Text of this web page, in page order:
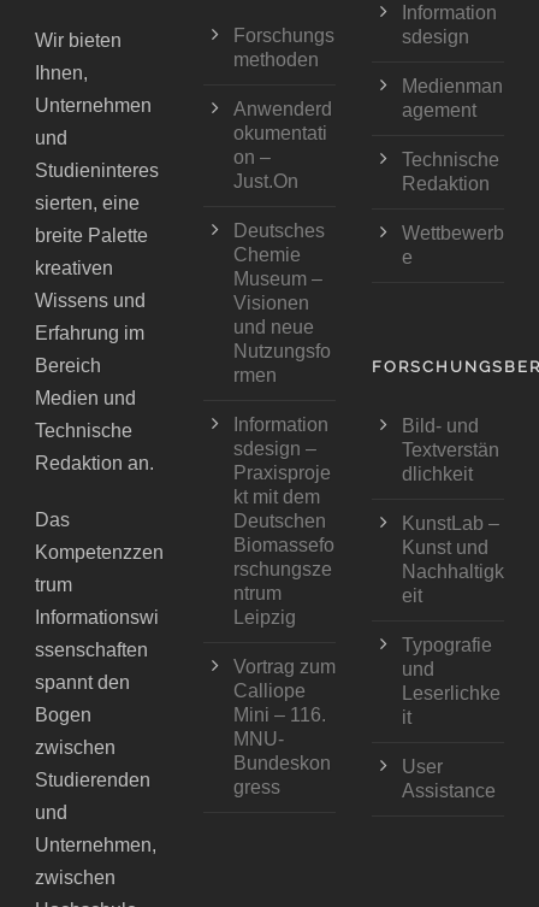
Wir bieten
Ihnen,
Unternehmen
und
Studieninteres
sierten, eine
breite Palette
kreativen
Wissens und
Erfahrung im
Bereich
Medien und
Technische
Redaktion an.
Das
Kompetenzzen
trum
Informationswi
ssenschaften
spannt den
Bogen
zwischen
Studierenden
und
Unternehmen,
zwischen
Forschungs
methoden
Anwenderd
okumentati
on –
Just.On
Deutsches
Chemie
Museum –
Visionen
und neue
Nutzungsfo
rmen
Information
sdesign –
Praxisproje
kt mit dem
Deutschen
Biomassefo
rschungsze
ntrum
Leipzig
Vortrag zum
Calliope
Mini – 116.
MNU-
Bundeskon
gress
Information
sdesign
Medienman
agement
Technische
Redaktion
Wettbewerb
e
Bild- und
Textverstän
dlichkeit
KunstLab –
Kunst und
Nachhaltigk
eit
Typografie
und
Leserlichke
it
User
Assistance